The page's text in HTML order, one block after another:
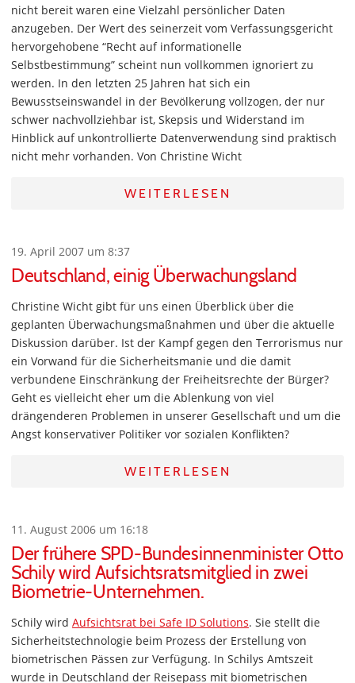
nicht bereit waren eine Vielzahl persönlicher Daten
anzugeben. Der Wert des seinerzeit vom Verfassungsgericht
hervorgehobene “Recht auf informationelle
Selbstbestimmung” scheint nun vollkommen ignoriert zu
werden. In den letzten 25 Jahren hat sich ein
Bewusstseinswandel in der Bevölkerung vollzogen, der nur
schwer nachvollziehbar ist, Skepsis und Widerstand im
Hinblick auf unkontrollierte Datenverwendung sind praktisch
nicht mehr vorhanden. Von Christine Wicht
WEITERLESEN
19. April 2007 um 8:37
Deutschland, einig Überwachungsland
Christine Wicht gibt für uns einen Überblick über die
geplanten Überwachungsmaßnahmen und über die aktuelle
Diskussion darüber. Ist der Kampf gegen den Terrorismus nur
ein Vorwand für die Sicherheitsmanie und die damit
verbundene Einschränkung der Freiheitsrechte der Bürger?
Geht es vielleicht eher um die Ablenkung von viel
drängenderen Problemen in unserer Gesellschaft und um die
Angst konservativer Politiker vor sozialen Konflikten?
WEITERLESEN
11. August 2006 um 16:18
Der frühere SPD-Bundesinnenminister Otto
Schily wird Aufsichtsratsmitglied in zwei
Biometrie-Unternehmen.
Schily wird Aufsichtsrat bei Safe ID Solutions. Sie stellt die
Sicherheitstechnologie beim Prozess der Erstellung von
biometrischen Pässen zur Verfügung. In Schilys Amtszeit
wurde in Deutschland der Reisepass mit biometrischen